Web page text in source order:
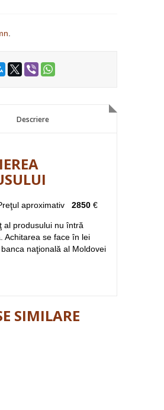
Descriere
Descriere
aproximativ 2850 €
al produsului nu întră
Achitarea se face în lei
naţională al Moldovei
SIMILARE